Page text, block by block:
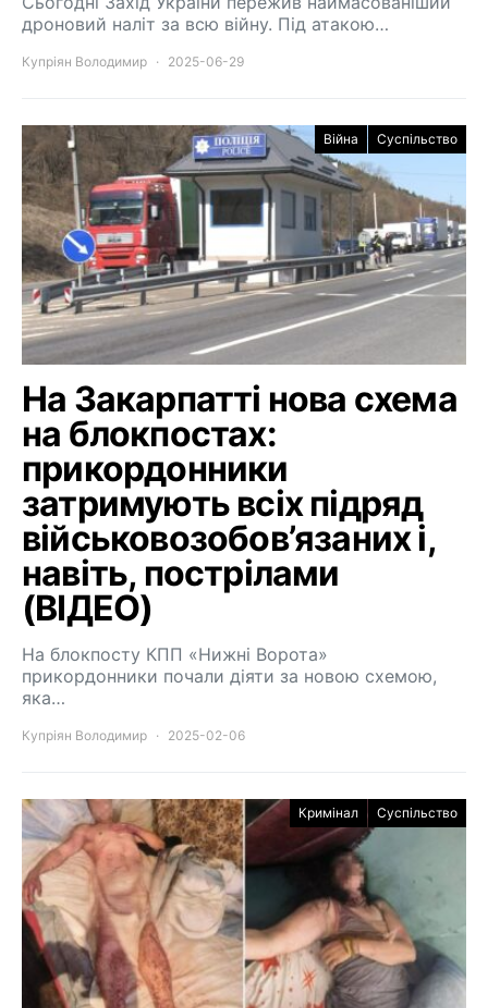
дроновий наліт за всю війну. Під атакою…
Купріян Володимир 2025-06-29
Війна Суспільство
На Закарпатті нова схема
на блокпостах:
прикордонники
затримують всіх підряд
військовозобов’язаних і,
навіть, пострілами
(ВІДЕО)
На блокпосту КПП «Нижні Ворота»
прикордонники почали діяти за новою схемою,
яка…
Купріян Володимир 2025-02-06
Кримінал Суспільство